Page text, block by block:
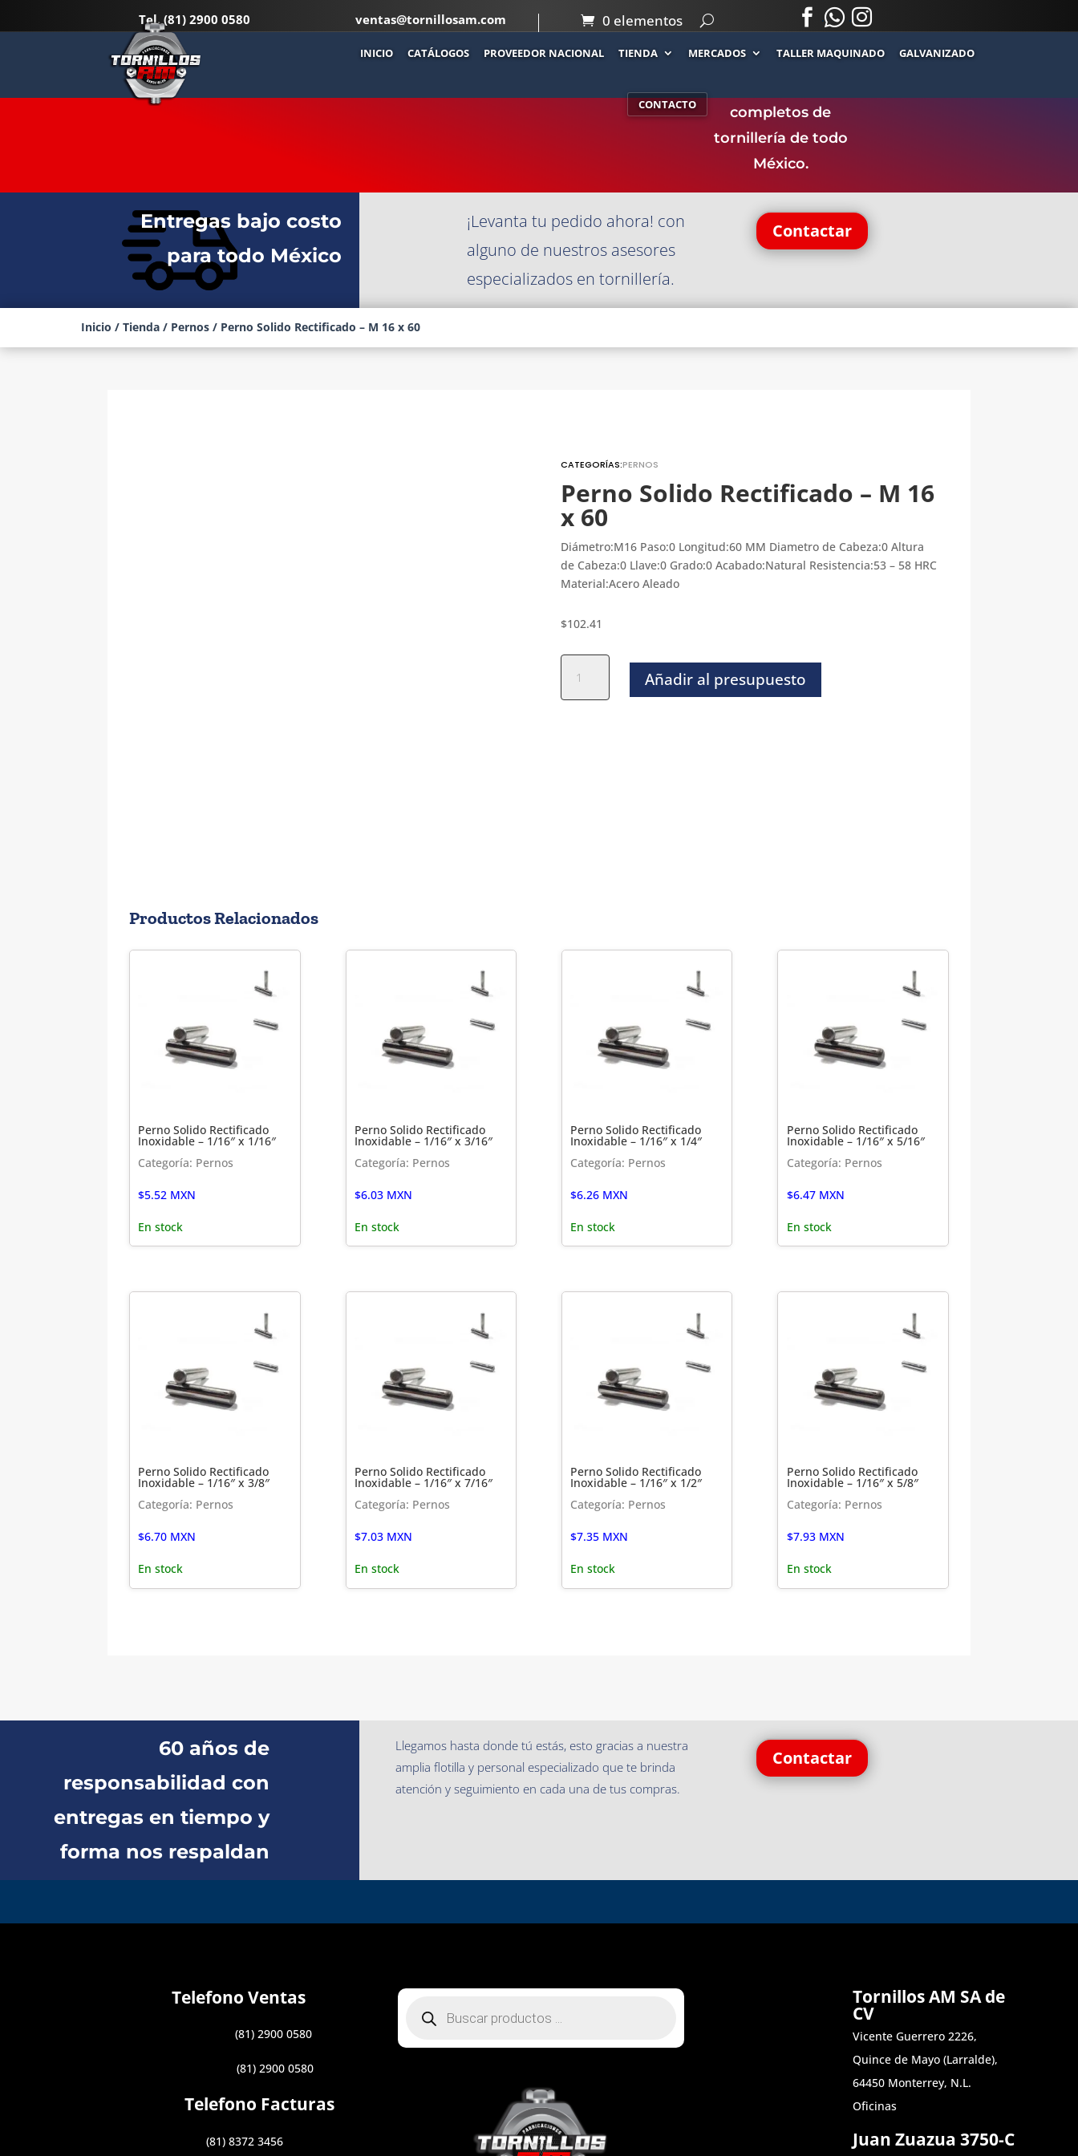
Tel.(81) 2900 0580 ventas@tornillosam.com 0 elementos  . .
INICIO CATÁLOGOS PROVEEDOR NACIONAL TIENDA MERCADOS TALLER MAQUINADO GALVANIZADO
CONTACTO
PERNO SOLIDO RECTIFICADO – M 16 X 60
Contamos con uno de
completos de
tornillería de todo
México.
Entregas bajo costo
para todo México
¡Levanta tu pedido ahora! con
alguno de nuestros asesores
especializados en tornillería.
Contactar
Inicio / Tienda/ Pernos/ Perno Solido Rectificado – M 16 x 60
CATEGORÍAS:PERNOS
Perno Solido Rectificado – M 16
x 60
Diámetro:M16 Paso:0 Longitud:60 MM Diametro de Cabeza:0 Altura
de Cabeza:0 Llave:0 Grado:0 Acabado:Natural Resistencia:53 – 58 HRC
Material:Acero Aleado
$102.41
Solido
Rectificado
Añadir al presupuesto
Productos Relacionados
Perno Solido Rectificado
Inoxidable – 1/16″ x 1/16″
Categoría: Pernos
$5.52 MXN
En stock
Perno Solido Rectificado
Inoxidable – 1/16″ x 3/16″
Categoría: Pernos
$6.03MXN
En stock
Perno Solido Rectificado
Inoxidable – 1/16″ x 1/4″
Categoría: Pernos
$6.26 MXN
En stock
Perno Solido Rectificado
Inoxidable – 1/16″ x 5/16″
Categoría: Pernos
$6.47MXN
En stock
Perno Solido Rectificado
Inoxidable – 1/16″ x 3/8″
Categoría: Pernos
$6.70 MXN
En stock
Perno Solido Rectificado
Inoxidable – 1/16″ x 7/16″
Categoría: Pernos
$7.03MXN
En stock
Perno Solido Rectificado
Inoxidable – 1/16″ x 1/2″
Categoría: Pernos
$7.35 MXN
En stock
Perno Solido Rectificado
Inoxidable – 1/16″ x 5/8″
Categoría: Pernos
$7.93MXN
En stock
60 años de
responsabilidad con
entregas en tiempo y
forma nos respaldan
Llegamos hasta donde tú estás, esto gracias a nuestra
amplia flotilla y personal especializado que te brinda
atención y seguimiento en cada una de tus compras.
Contactar
Telefono Ventas
(81) 2900 0580
(81) 2900 0580
Telefono Facturas
(81) 8372 3456
productos
Tornillos AM SA de
CV
Vicente Guerrero 2226,
Quince de Mayo (Larralde),
64450 Monterrey, N.L.
Oficinas
Juan Zuazua 3750-C